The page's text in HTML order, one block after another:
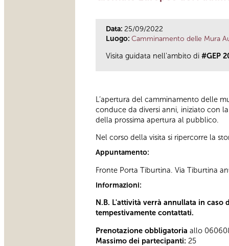
Data: 25/09/2022
Luogo: Camminamento delle Mura
Visita guidata nell'ambito di #GEP
L’apertura del camminamento delle
conduce da diversi anni, iniziato con
della prossima apertura al pubblico.
Nel corso della visita si ripercorre la
Appuntamento:
Fronte Porta Tiburtina. Via Tiburtina
Informazioni:
N.B. L'attività verrà annullata in
tempestivamente contattati.
Prenotazione obbligatoria allo
Massimo dei partecipanti: 25